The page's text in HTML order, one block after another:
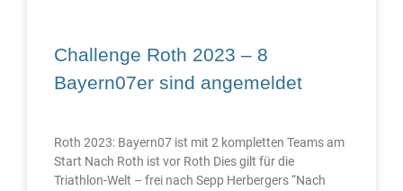
Challenge Roth 2023 – 8
Bayern07er sind angemeldet
Roth 2023: Bayern07 ist mit 2 kompletten Teams am
Start Nach Roth ist vor Roth Dies gilt für die
Triathlon-Welt – frei nach Sepp Herbergers “Nach